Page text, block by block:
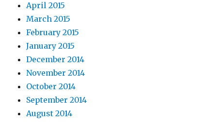
April 2015
March 2015
February 2015
January 2015
December 2014
November 2014
October 2014
September 2014
August 2014